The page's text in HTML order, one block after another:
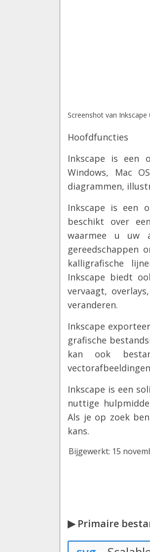
Screenshot van Inkscape
Hoofdfuncties
Inkscape is een
Windows, Mac
diagrammen,
Inkscape is een
beschikt over
waarmee u uw
gereedschappen
kalligrafische
Inkscape biedt
vervaagt,
veranderen.
Inkscape
grafische
kan ook
Inkscape is een
nuttige
Als je op zoek
kans.
Bijgewerkt: 15
▶ Primaire